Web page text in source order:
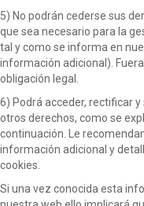
5) No podrán cederse sus
que sea necesario para la
tal y como se informa en
información adicional).
obligación legal.
6) Podrá acceder, rectificar
otros derechos, como se
continuación. Le
información adicional y
cookies.
Si una vez conocida esta